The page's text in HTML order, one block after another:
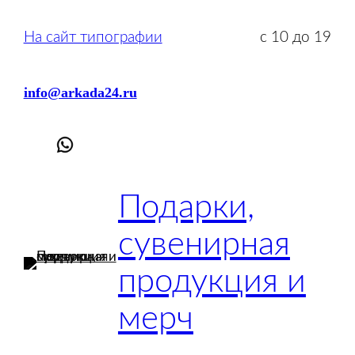
На сайт типографии с 10 до 19
info@arkada24.ru
Подарки,
сувенирная
продукция и
мерч